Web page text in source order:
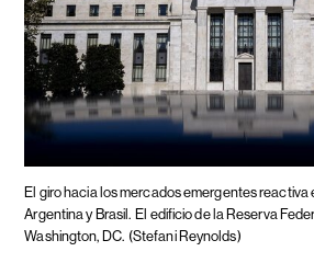
El giro hacia los mercados emergentes reactiva
Argentina y Brasil. El edificio de la Reserva
Washington, DC. (Stefani Reynolds)